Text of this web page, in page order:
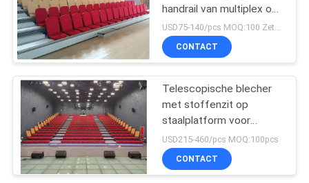
SITEMAP
PRIVACY
POLICY
Stadionkuipstoelen
22
12
handrail van multiplex of
PVC-vloeren
USD75-140/pcs MOQ:100 Zetels
CONTACT
Telescopische blecher
met stoffenzit op
staalplatform voor
evenementen
Vergaderingen
USD215-460/pcs MOQ:100pcs
CONTACT